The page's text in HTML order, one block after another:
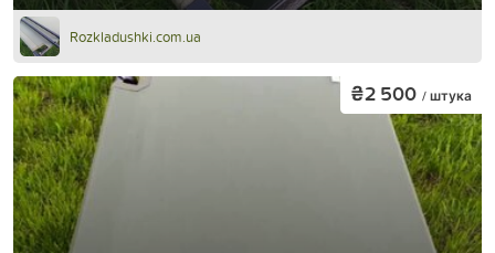
Rozkladushki.com.ua
₴2 500 / штука